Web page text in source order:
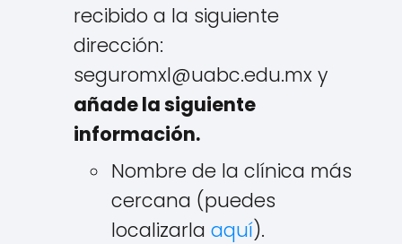
recibido a la siguiente
dirección:
seguromxl@uabc.edu.mx y
añade la siguiente
información.
Nombre de la clínica más
cercana (puedes
localizarla aquí).